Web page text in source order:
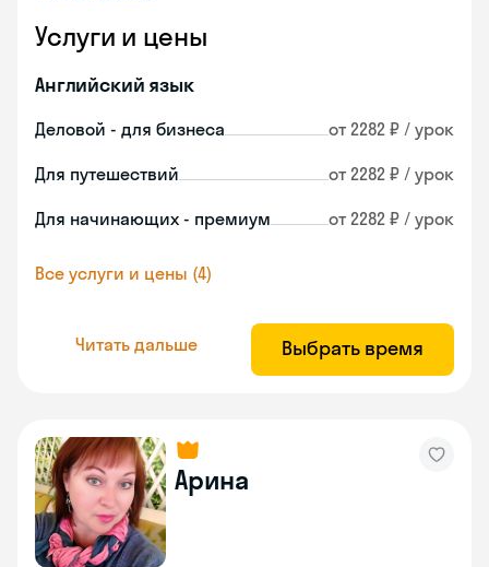
Услуги и цены
Английский язык
Деловой - для бизнеса от 2282 ₽ / урок
Для путешествий от 2282 ₽ / урок
Для начинающих - премиум от 2282 ₽ / урок
Все услуги и цены (4)
Читать дальше Выбрать время
Арина